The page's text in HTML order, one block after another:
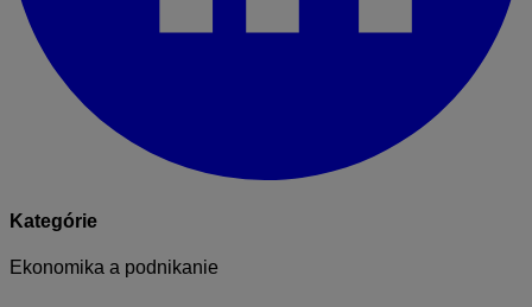
Kategórie
Ekonomika a podnikanie